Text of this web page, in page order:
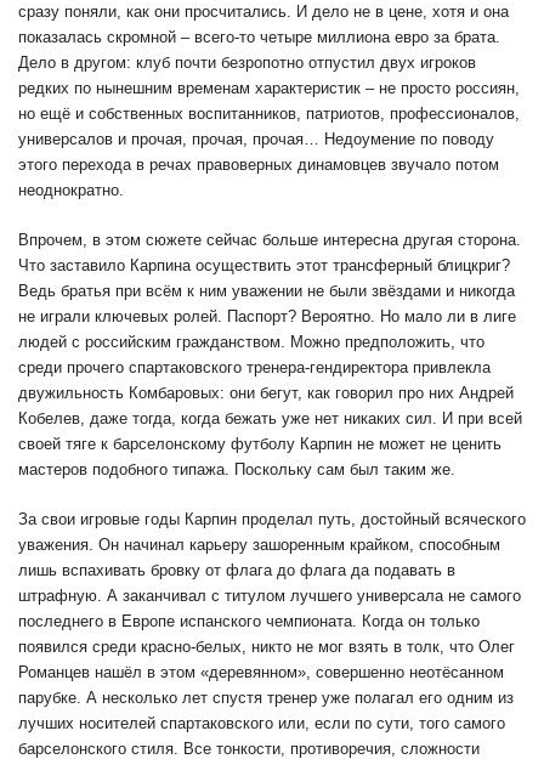
сразу поняли, как они просчитались. И дело не в цене, хотя и она
показалась скромной – всего-то четыре миллиона евро за брата.
Дело в другом: клуб почти безропотно отпустил двух игроков
редких по нынешним временам характеристик – не просто россиян,
но ещё и собственных воспитанников, патриотов, профессионалов,
универсалов и прочая, прочая, прочая… Недоумение по поводу
этого перехода в речах правоверных динамовцев звучало потом
неоднократно.
Впрочем, в этом сюжете сейчас больше интересна другая сторона.
Что заставило Карпина осуществить этот трансферный блицкриг?
Ведь братья при всём к ним уважении не были звёздами и никогда
не играли ключевых ролей. Паспорт? Вероятно. Но мало ли в лиге
людей с российским гражданством. Можно предположить, что
среди прочего спартаковского тренера-гендиректора привлекла
двужильность Комбаровых: они бегут, как говорил про них Андрей
Кобелев, даже тогда, когда бежать уже нет никаких сил. И при всей
своей тяге к барселонскому футболу Карпин не может не ценить
мастеров подобного типажа. Поскольку сам был таким же.
За свои игровые годы Карпин проделал путь, достойный всяческого
уважения. Он начинал карьеру зашоренным крайком, способным
лишь вспахивать бровку от флага до флага да подавать в
штрафную. А заканчивал с титулом лучшего универсала не самого
последнего в Европе испанского чемпионата. Когда он только
появился среди красно-белых, никто не мог взять в толк, что Олег
Романцев нашёл в этом «деревянном», совершенно неотёсанном
парубке. А несколько лет спустя тренер уже полагал его одним из
лучших носителей спартаковского или, если по сути, того самого
барселонского стиля. Все тонкости, противоречия, сложности